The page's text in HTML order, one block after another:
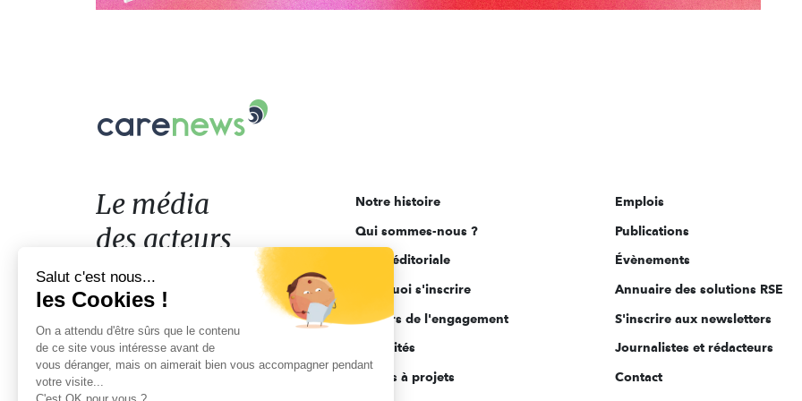
Le
acteurs
de
l'engagement
Le média
des acteurs
de l'engagement
Notre histoire
Qui sommes-nous ?
Ligne éditoriale
Pourquoi s'inscrire
Acteurs de l'engagement
Actualités
Appels à projets
Emplois
Publications
Évènements
Annuaire des solutions RSE
S'inscrire aux newsletters
Journalistes et rédacteurs
Contact
Salut c'est nous...
les Cookies !
On a attendu d'être sûrs que le contenu
de ce site vous intéresse avant de
vous déranger, mais on aimerait bien vous accompagner pendant
votre visite...
C'est OK pour vous ?